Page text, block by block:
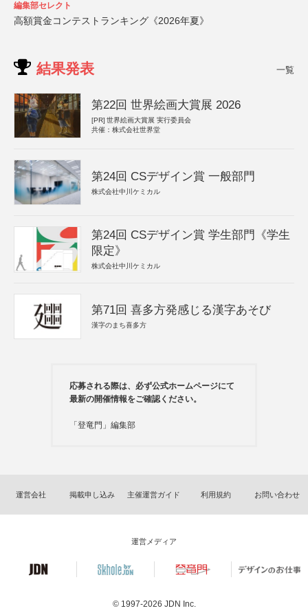
編集部セレクト
高額賞金コンテストランキング《2026年夏》
結果発表 一覧
第22回 世界絵画大賞展 2026
[PR] 世界絵画大賞展 実行委員会
共催：株式会社世界堂
第24回 CSデザイン賞 一般部門
株式会社中川ケミカル
第24回 CSデザイン賞 学生部門《学生
限定》
株式会社中川ケミカル
第71回 喜多方発感じる漢字あそび
漢字のまち喜多方
応募される際は、必ず公式ホームページにて
最新の開催情報をご確認ください。
「登竜門」編集部
運営会社 掲載申し込み 主催運営ガイド 利用規約 お問い合わせ
運営メディア
© 1997-2026 JDN Inc.